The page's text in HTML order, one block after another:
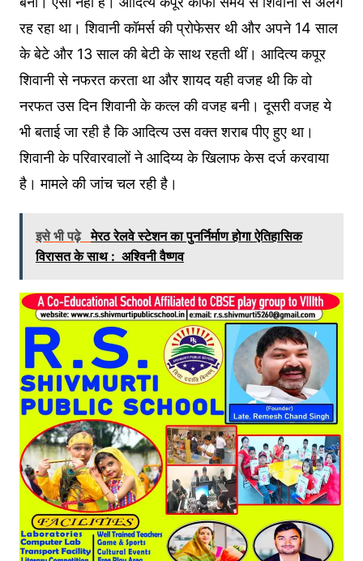
रह रहा था। शिवानी कॉमर्स की प्रोफेसर थी और अपने 14 साल
के बेटे और 13 साल की बेटी के साथ रहती थीं। आदित्य कपूर
शिवानी से नफरत करता था और शायद यही वजह थी कि वो
नरफत उस दिन शिवानी के कत्ल की वजह बनी। दूसरी वजह ये
भी बताई जा रही है कि आदित्य उस वक्त शराब पीए हुए था।
शिवानी के परिवारवालों ने आदिय्य के खिलाफ केस दर्ज करवाया
है। मामले की जांच चल रही है।
इसे भी पढ़े मेरठ रेलवे स्टेशन का पुनर्निर्माण होगा ऐतिहासिक
विरासत के साथ : अश्विनी वैष्णव